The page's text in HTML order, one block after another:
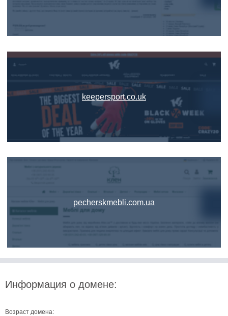
keepersport.co.uk
pecherskmebli.com.ua
Информация о домене:
Возраст домена: